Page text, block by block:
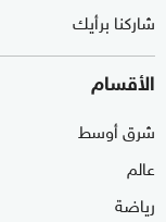
شاركنا برأيك
الأقسام
شرق أوسط
عالم
رياضة